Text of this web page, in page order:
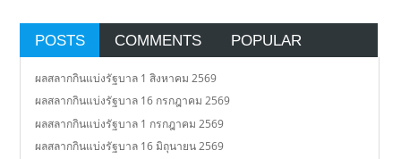
POSTS COMMENTS POPULAR
ผลสลากกินแบ่งรัฐบาล 1 สิงหาคม 2569
ผลสลากกินแบ่งรัฐบาล 16 กรกฎาคม 2569
ผลสลากกินแบ่งรัฐบาล 1 กรกฎาคม 2569
ผลสลากกินแบ่งรัฐบาล 16 มิถุนายน 2569